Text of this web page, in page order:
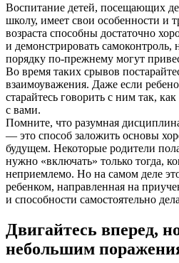
Воспитание детей, посещающих
школу, имеет свои особенности и
возраста способны достаточно
и демонстрировать
порядку по-прежнему могут
Во время таких срывов
взаимоуважения. Даже если
старайтесь говорить с ним так,
с вами.
Помните, что разумная
— это способ заложить основы
будущем. Некоторые родители
нужно «включать» только тогда,
неприемлемо. Но на самом деле
ребенком, направленная на
и способности самостоятельно
Двигайтесь вперед,
небольшим